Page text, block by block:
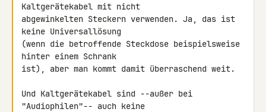
Kaltgerätekabel mit nicht
abgewinkelten Steckern verwenden. Ja, das ist
keine Universallösung
(wenn die betroffende Steckdose beispielsweise
hinter einem Schrank
ist), aber man kommt damit überraschend weit.
Und Kaltgerätekabel sind --außer bei
"Audiophilen"-- auch keine